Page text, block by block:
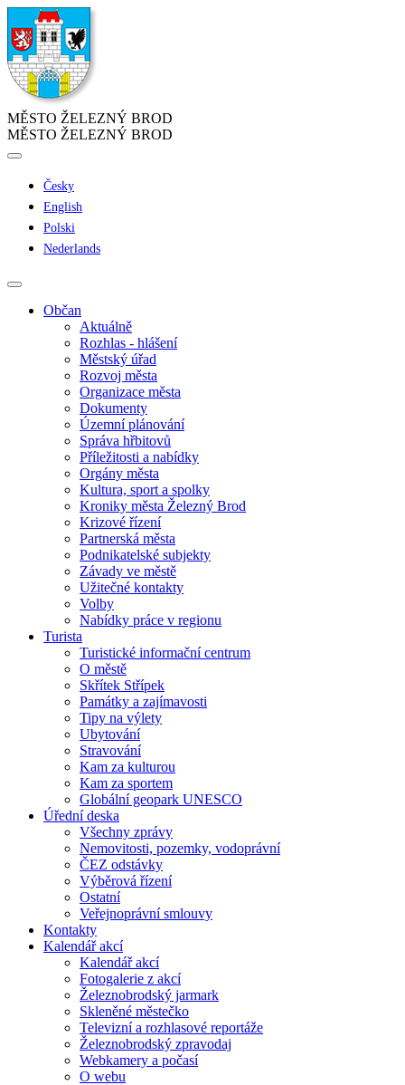
MĚSTO ŽELEZNÝ BROD
MĚSTO ŽELEZNÝ BROD
Česky
English
Polski
Nederlands
Občan
Aktuálně
Rozhlas - hlášení
Městský úřad
Rozvoj města
Organizace města
Dokumenty
Územní plánování
Správa hřbitovů
Příležitosti a nabídky
Orgány města
Kultura, sport a spolky
Kroniky města Železný Brod
Krizové řízení
Partnerská města
Podnikatelské subjekty
Závady ve městě
Užitečné kontakty
Volby
Nabídky práce v regionu
Turista
Turistické informační centrum
O městě
Skřítek Střípek
Památky a zajímavosti
Tipy na výlety
Ubytování
Stravování
Kam za kulturou
Kam za sportem
Globální geopark UNESCO
Úřední deska
Všechny zprávy
Nemovitosti, pozemky, vodoprávní
ČEZ odstávky
Výběrová řízení
Ostatní
Veřejnoprávní smlouvy
Kontakty
Kalendář akcí
Kalendář akcí
Fotogalerie z akcí
Železnobrodský jarmark
Skleněné městečko
Televizní a rozhlasové reportáže
Železnobrodský zpravodaj
Webkamery a počasí
O webu